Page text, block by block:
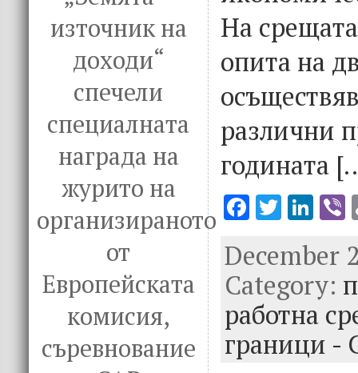
източник на
доходи“
спечели
специалната
награда на
журито на
организираното
от
Европейската
комисия,
съревнование
На
опита на
различни
годината
F
e
b
o
o
k
T
it
te
r
Li
k
e
dI
n
December
Category:
работна
граници -